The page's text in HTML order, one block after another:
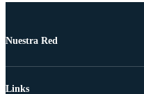
Nuestra Red
Links